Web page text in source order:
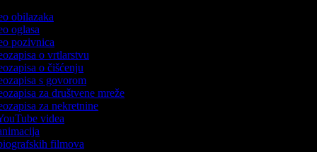
obilazaka
oglasa
pozivnica
o vrtlarstvu
o čišćenju
s govorom
za društvene mreže
za nekretnine
videa
filmova